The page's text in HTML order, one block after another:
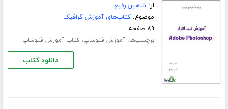
از:شاهین رفیع
موضوع:کتاب‌های آموزش گرافیک
۸۹ صفحه
برچسب‌ها:آموزش فتوشاپ،کتاب آموزش فتوشاپ
دانلود کتاب